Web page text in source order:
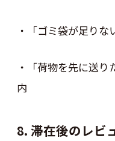
・「ゴミ袋が足り
・「荷物を先に送
内
8. 滞在後のレビ